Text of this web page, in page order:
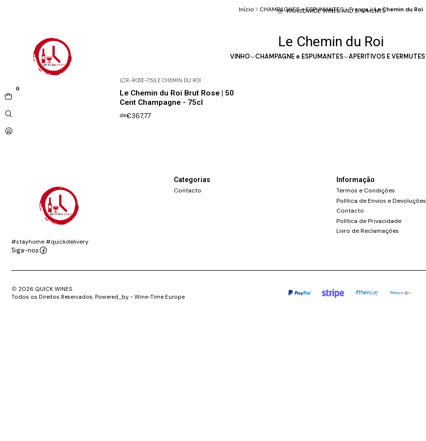
VINHO CHAMPAGNE e ESPUMANTES APERITIVOS E VERMUTES
0
WORLDWIDE WINES AND SHIPMENTS
Início CHAMPAGNES e ESPUMANTES França Le Chemin du Roi
Le Chemin du Roi
LCR-ROSE-75 LE CHEMIN DU ROI
Le Chemin du Roi Brut Rose | 50
Cent Champagne - 75cl
de€367,77
#stayhome #quickdelivery
Siga-nos
Categorias
Contacto
Informação
Termos e Condições
Política de Envios e Devoluções
Contacto
Política de Privacidade
Livro de Reclamações
2026 QUICK WINES.
Todos os Direitos Reservados. Powered_by - Wine-Time Europe